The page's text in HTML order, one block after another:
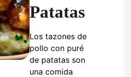
Patatas
Los tazones de
pollo con puré
de patatas son
una comida